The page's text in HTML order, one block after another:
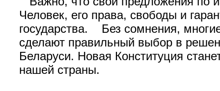
Человек, его права, свободы и
государства. Без сомнения,
сделают правильный выбор в
Беларуси. Новая Конституция
нашей страны.